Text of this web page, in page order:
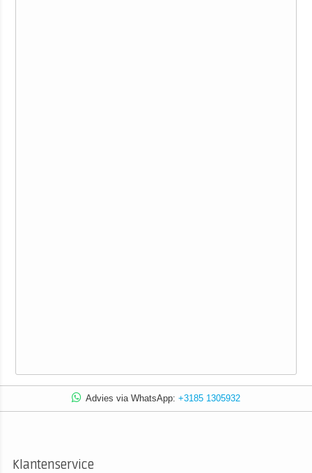
Advies via WhatsApp: +3185 1305932
Klantenservice